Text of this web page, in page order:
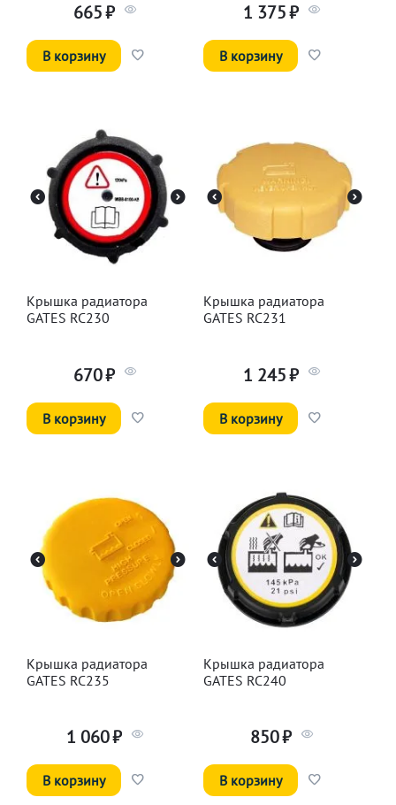
665₽
В корзину
1 375₽
В корзину
Крышка радиатора
GATES RC230
670₽
В корзину
Крышка радиатора
GATES RC231
1 245₽
В корзину
Крышка радиатора
GATES RC235
1 060₽
В корзину
Крышка радиатора
GATES RC240
850₽
В корзину